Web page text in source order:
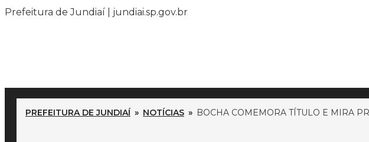
Prefeitura de Jundiaí | jundiai.sp.gov.br
PREFEITURA DE JUNDIAÍ » NOTÍCIAS » BOCHA COMEMORA TÍTULO E MIRA